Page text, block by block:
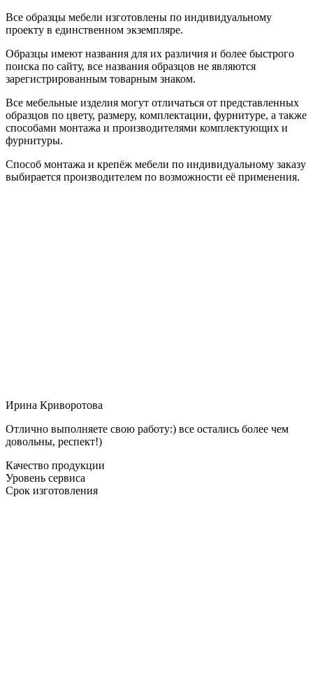
Все образцы мебели изготовлены по индивидуальному
проекту в единственном экземпляре.
Образцы имеют названия для их различия и более быстрого
поиска по сайту, все названия образцов не являются
зарегистрированным товарным знаком.
Все мебельные изделия могут отличаться от представленных
образцов по цвету, размеру, комплектации, фурнитуре, а также
способами монтажа и производителями комплектующих и
фурнитуры.
Способ монтажа и крепёж мебели по индивидуальному заказу
выбирается производителем по возможности её применения.
Ирина Криворотова
Отлично выполняете свою работу:) все остались более чем
довольны, респект!)
Качество продукции
Уровень сервиса
Срок изготовления